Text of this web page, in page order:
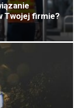
Twojej firmie?